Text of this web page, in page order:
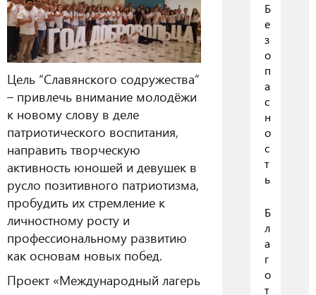
Цель “Славянского содружества”
– привлечь внимание молодёжи
к новому слову в деле
патриотического воспитания,
направить творческую
активность юношей и девушек в
русло позитивного патриотизма,
пробудить их стремление к
личностному росту и
профессиональному развитию
как основам новых побед.
Проект «Международный лагерь
Б
е
з
о
п
а
с
н
о
с
т
ь
Б
л
а
г
о
т